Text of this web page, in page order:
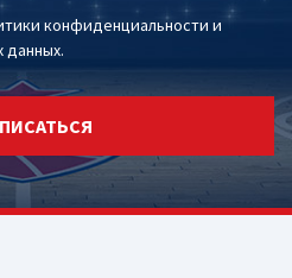
конфиденциальности и
данных.